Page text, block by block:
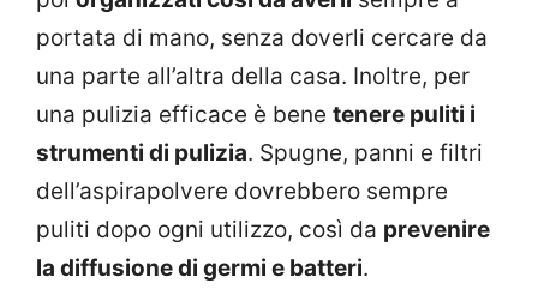
portata di mano, senza doverli cercare da
una parte all’altra della casa. Inoltre, per
una pulizia efficace è bene tenere puliti i
strumenti di pulizia. Spugne, panni e filtri
dell’aspirapolvere dovrebbero sempre
puliti dopo ogni utilizzo, così da prevenire
la diffusione di germi e batteri.